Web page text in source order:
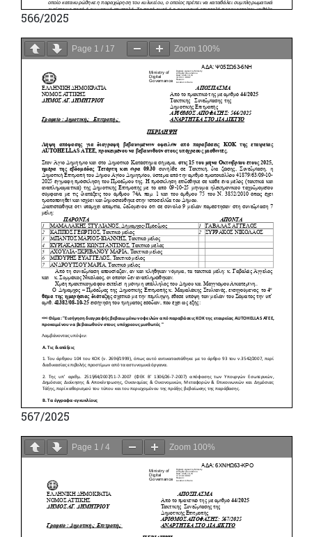
566/2025
Page 1 / 17 Zoom 100%
567/2025
Page 1 / 4 Zoom 100%